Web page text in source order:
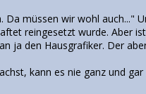
müssen wir wohl auch..."
reingesetzt wurde. Aber
ja den Hausgrafiker. Der
kann es nie ganz und